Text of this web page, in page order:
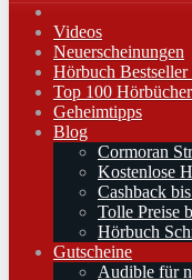
Videos
Neuerscheinungen
Hörbuch Bestseller
Top 100 Hörbücher
Geheimtipps
Blog
Cormoran
Kostenlose
Cashback
Tolle Preise
Hörbuch
Gutscheine
Audible für